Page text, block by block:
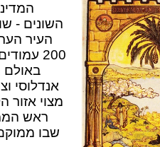
השונים -
העיר
200
באולם
אנדלוסי
מצוי אזור
ראש